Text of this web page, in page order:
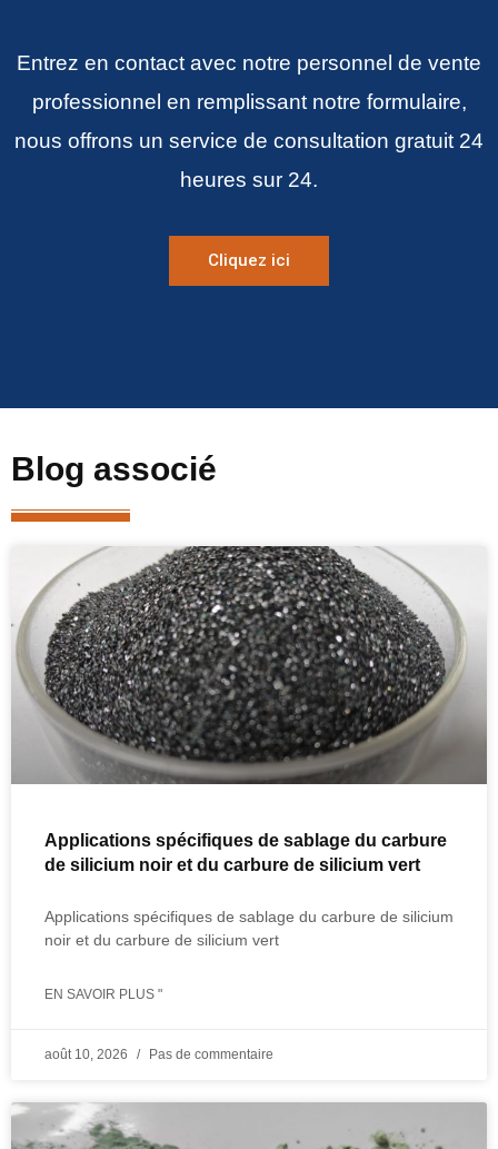
Entrez en contact avec notre personnel de vente
professionnel en remplissant notre formulaire,
nous offrons un service de consultation gratuit 24
heures sur 24.
Cliquez ici
Blog associé
Applications spécifiques de sablage du carbure
de silicium noir et du carbure de silicium vert
Applications spécifiques de sablage du carbure de silicium
noir et du carbure de silicium vert
EN SAVOIR PLUS "
août 10, 2026 Pas de commentaire